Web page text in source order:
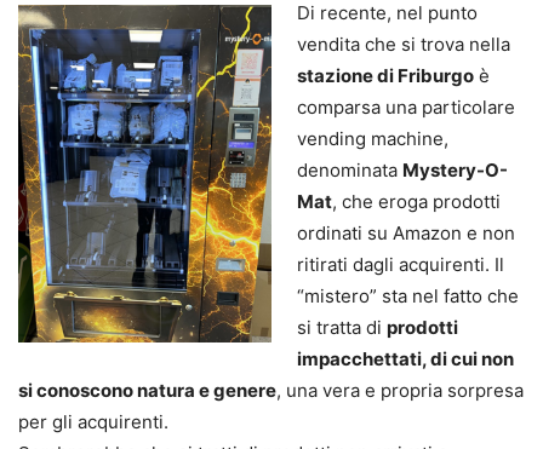
Di recente, nel punto
vendita che si trova nella
stazione di Friburgo è
comparsa una particolare
vending machine,
denominata Mystery-O-
Mat, che eroga prodotti
ordinati su Amazon e non
ritirati dagli acquirenti. Il
“mistero” sta nel fatto che
si tratta di prodotti
impacchettati, di cui non
si conoscono natura e genere, una vera e propria sorpresa
per gli acquirenti.